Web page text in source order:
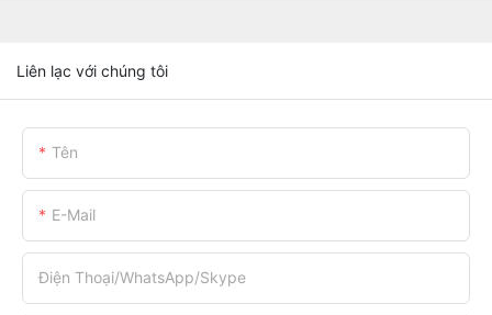
Liên lạc với chúng tôi
Tên
E-Mail
Điện Thoại/WhatsApp/Skype